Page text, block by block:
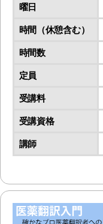
曜日
時間（休憩含む）
時間数
定員
受講料
受講資格
講師